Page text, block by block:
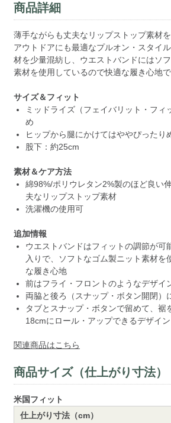
商品詳細
薄手ながらも丈夫なリップストップ素材
アウトドアにも最適なプルオン・スタイ
材を少量混紡し、ウエストバンドにはソ
素材を使用しているので快適な履き心地で
サイズ＆フィット
ミッドライズ（フェイバリット・フィ
め
ヒップから腿にかけてはややぴったり
股下：約25cm
素材＆ケア方法
綿98%/ポリウレタン2%製のほど良い
夫なリップストップ素材
洗濯機の使用可
追加情報
ウエストバンドはフィットの調節が可
入りで、ソフトなゴム製ニット素材を
な履き心地
前はフライ・フロントのようなデザイ
両脇と後ろ（スナップ・ボタン開閉）
タブとスナップ・ボタンで留めて、裾
18cmにロール・アップできるデザイン
関連商品はこちら
商品サイズ（仕上がり寸法）
米国フィット
仕上がり寸法（cm）